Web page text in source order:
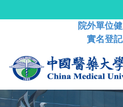
院外單位
實名登